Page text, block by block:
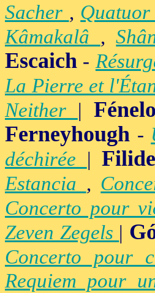
Sacher ,
Kâmakalâ ,
Escaich -
La Pierre et
Neither |
Ferneyhough -
déchirée |
Estancia ,
Concerto pour
Zeven Zegels |
Concerto pour
Requiem pour